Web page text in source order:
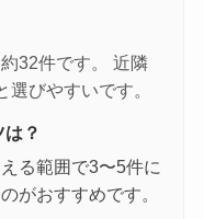
32件です。 近隣
びやすいです。
？
る範囲で3〜5件に
がおすすめです。